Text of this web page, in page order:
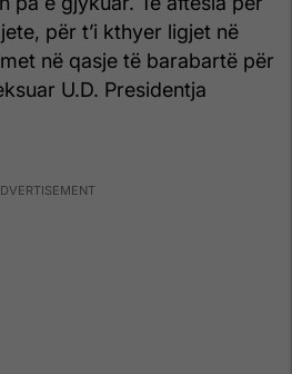
për t’i kthyer ligjet në
në qasje të barabartë për
U.D. Presidentja